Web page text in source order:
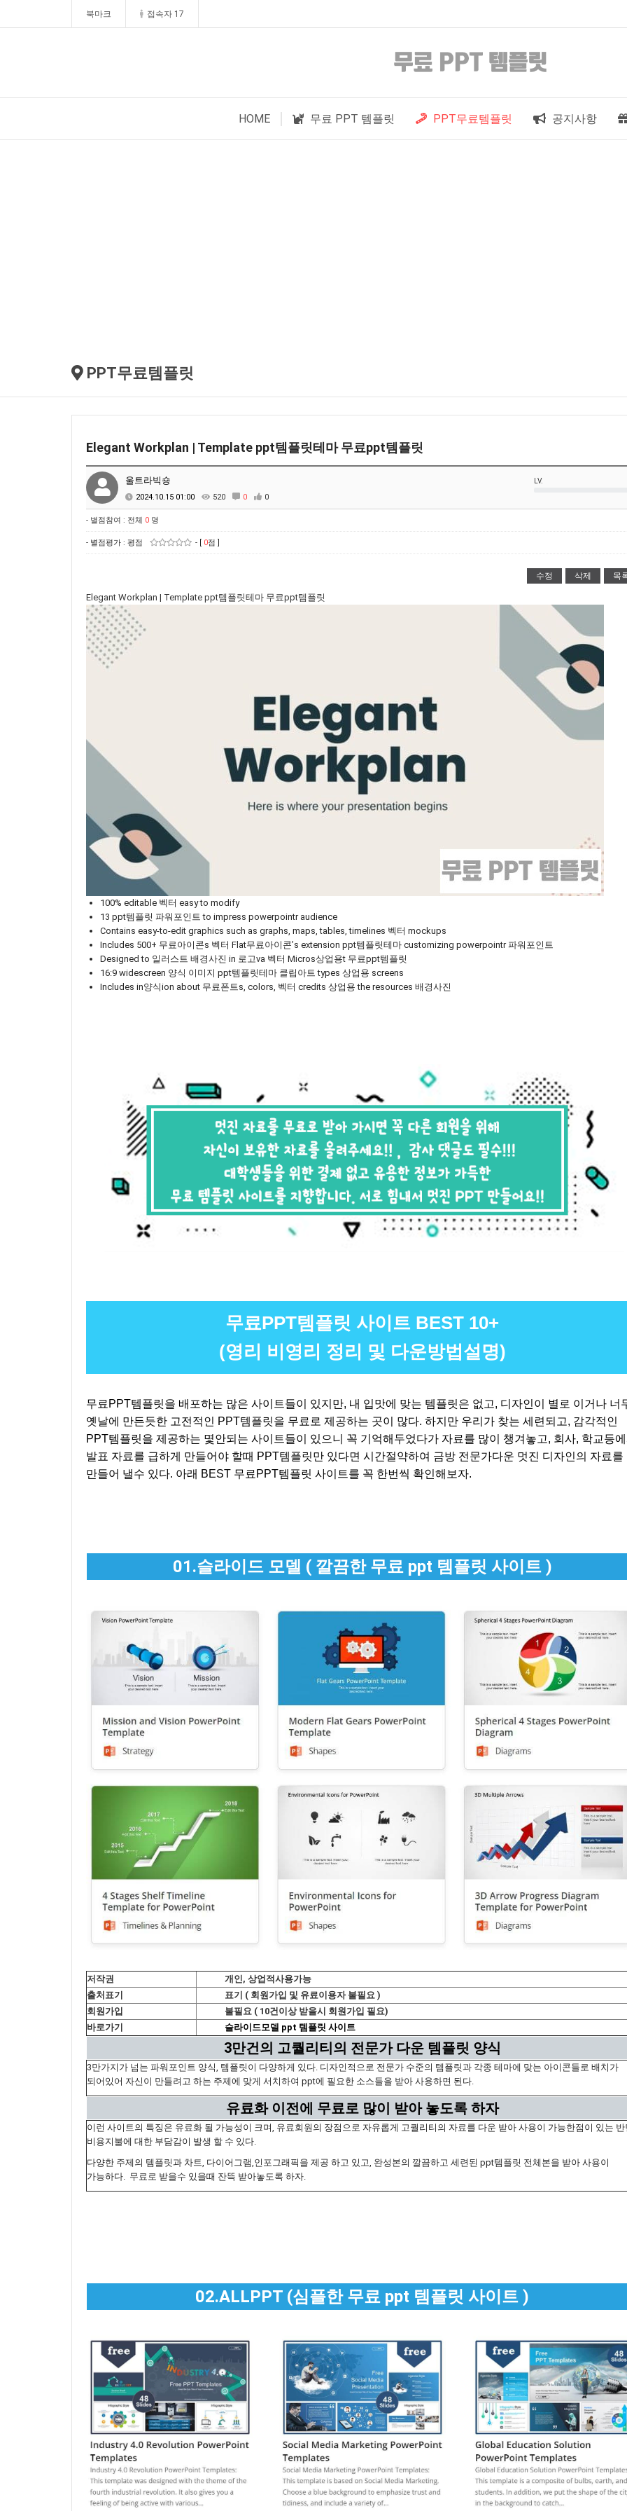
북마크 접속자 17
HOME 무료 PPT 템플릿 PPT무료템플릿 공지사항
PPT무료템플릿
Elegant Workplan | Template ppt템플릿테마 무료ppt템플릿
울트라빅숑
2024.10.15 01:00 520 0 0
LV.
- 별점참여 : 전체 0 명
- 별점평가 : 평점 - [ 0점 ]
수정 삭제 목
Elegant Workplan | Template ppt템플릿테마 무료ppt템플릿
100% editable 벡터 easy to modify
13 ppt템플릿 파워포인트 to impress powerpointr audience
Contains easy-to-edit graphics such as graphs, maps, tables, timelines 벡터 mockups
Includes 500+ 무료아이콘s 벡터 Flat무료아이콘’s extension ppt템플릿테마 customizing powerpointr 파워포인트
Designed to 일러스트 배경사진 in 로고va 벡터 Micros상업용t 무료ppt템플릿
16:9 widescreen 양식 이미지 ppt템플릿테마 클립아트 types 상업용 screens
Includes in양식ion about 무료폰트s, colors, 벡터 credits 상업용 the resources 배경사진
무료PPT템플릿 사이트 BEST 10+
(영리 비영리 정리 및 다운방법설명)
무료PPT템플릿을 배포하는 많은 사이트들이 있지만, 내 입맛에 맞는 템플릿은 없고, 디자인이 별로 이거나 너
옛날에 만든듯한 고전적인 PPT템플릿을 무료로 제공하는 곳이 많다. 하지만 우리가 찾는 세련되고, 감각적인
PPT템플릿을 제공하는 몇안되는 사이트들이 있으니 꼭 기억해두었다가 자료를 많이 챙겨놓고, 회사, 학교등
발표 자료를 급하게 만들어야 할때 PPT템플릿만 있다면 시간절약하여 금방 전문가다운 멋진 디자인의 자료를
만들어 낼수 있다. 아래 BEST 무료PPT템플릿 사이트를 꼭 한번씩 확인해보자.
01.슬라이드 모델 ( 깔끔한 무료 ppt 템플릿 사이트 )
저작권
개인, 상업적사용가능
출처표기
표기 ( 회원가입 및 유료이용자 불필요 )
회원가입
불필요 ( 10건이상 받을시 회원가입 필요)
바로가기
슬라이드모델 ppt 템플릿 사이트
3만건의 고퀄리티의 전문가 다운 템플릿 양식
3만가지가 넘는 파워포인트 양식, 템플릿이 다양하게 있다. 디자인적으로 전문가 수준의 템플릿과 각종 테마에 맞는 아이콘들로 배치가
되어있어 자신이 만들려고 하는 주제에 맞게 서치하여 ppt에 필요한 소스들을 받아 사용하면 된다.
유료화 이전에 무료로 많이 받아 놓도록 하자
이런 사이트의 특징은 유료화 될 가능성이 크며, 유료회원의 장점으로 자유롭게 고퀄리티의 자료를 다운 받아 사용이 가능한점이 있는 반
비용지불에 대한 부담감이 발생 할 수 있다.
다양한 주제의 템플릿과 차트, 다이어그램,인포그래픽을 제공 하고 있고, 완성본의 깔끔하고 세련된 ppt템플릿 전체본을 받아 사용이
가능하다. 무료로 받을수 있을때 잔뜩 받아놓도록 하자.
02.ALLPPT (심플한 무료 ppt 템플릿 사이트 )